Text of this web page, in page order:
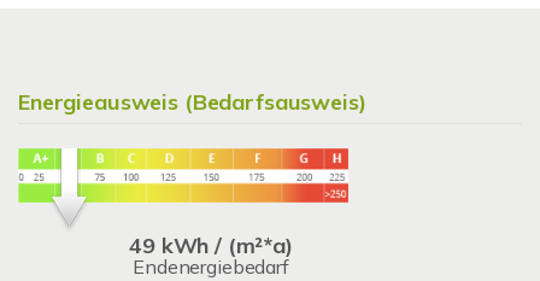
Energieausweis (Bedarfsausweis)
49 kWh / (m²*a)
Endenergiebedarf